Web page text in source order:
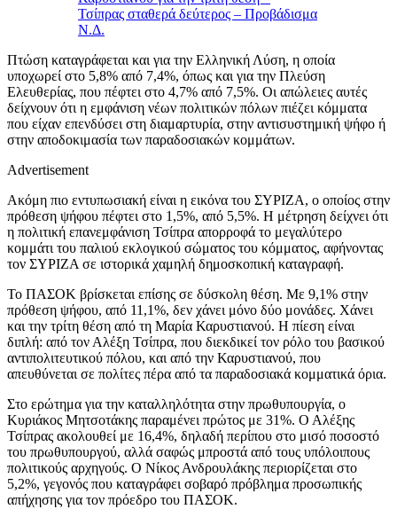
Τσίπρας σταθερά δεύτερος – Προβάδισμα
Ν.Δ.
Πτώση καταγράφεται και για την Ελληνική Λύση, η οποία
υποχωρεί στο 5,8% από 7,4%, όπως και για την Πλεύση
Ελευθερίας, που πέφτει στο 4,7% από 7,5%. Οι απώλειες αυτές
δείχνουν ότι η εμφάνιση νέων πολιτικών πόλων πιέζει κόμματα
που είχαν επενδύσει στη διαμαρτυρία, στην αντισυστημική ψήφο ή
στην αποδοκιμασία των παραδοσιακών κομμάτων.
Advertisement
Ακόμη πιο εντυπωσιακή είναι η εικόνα του ΣΥΡΙΖΑ, ο οποίος στην
πρόθεση ψήφου πέφτει στο 1,5%, από 5,5%. Η μέτρηση δείχνει ότι
η πολιτική επανεμφάνιση Τσίπρα απορροφά το μεγαλύτερο
κομμάτι του παλιού εκλογικού σώματος του κόμματος, αφήνοντας
τον ΣΥΡΙΖΑ σε ιστορικά χαμηλή δημοσκοπική καταγραφή.
Το ΠΑΣΟΚ βρίσκεται επίσης σε δύσκολη θέση. Με 9,1% στην
πρόθεση ψήφου, από 11,1%, δεν χάνει μόνο δύο μονάδες. Χάνει
και την τρίτη θέση από τη Μαρία Καρυστιανού. Η πίεση είναι
διπλή: από τον Αλέξη Τσίπρα, που διεκδικεί τον ρόλο του βασικού
αντιπολιτευτικού πόλου, και από την Καρυστιανού, που
απευθύνεται σε πολίτες πέρα από τα παραδοσιακά κομματικά όρια.
Στο ερώτημα για την καταλληλότητα στην πρωθυπουργία, ο
Κυριάκος Μητσοτάκης παραμένει πρώτος με 31%. Ο Αλέξης
Τσίπρας ακολουθεί με 16,4%, δηλαδή περίπου στο μισό ποσοστό
του πρωθυπουργού, αλλά σαφώς μπροστά από τους υπόλοιπους
πολιτικούς αρχηγούς. Ο Νίκος Ανδρουλάκης περιορίζεται στο
5,2%, γεγονός που καταγράφει σοβαρό πρόβλημα προσωπικής
απήχησης για τον πρόεδρο του ΠΑΣΟΚ.